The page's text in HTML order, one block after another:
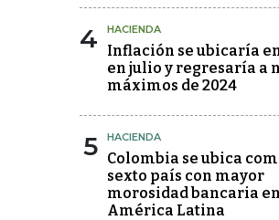
4 HACIENDA
Inflación se ubicaría
en julio y regresaría a
máximos de 2024
5 HACIENDA
Colombia se ubica
sexto país con mayor
morosidad bancaria en
América Latina